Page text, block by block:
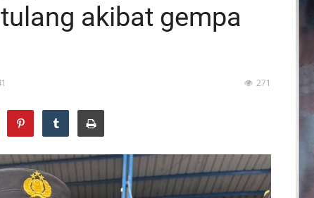
akibat gempa
271